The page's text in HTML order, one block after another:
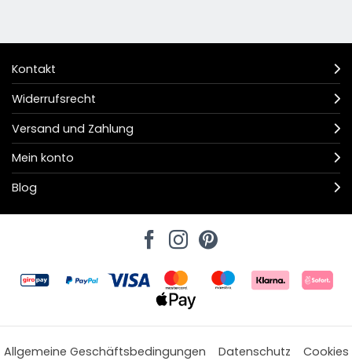
Kontakt
Widerrufsrecht
Versand und Zahlung
Mein konto
Blog
Allgemeine Geschäftsbedingungen Datenschutz Cookies